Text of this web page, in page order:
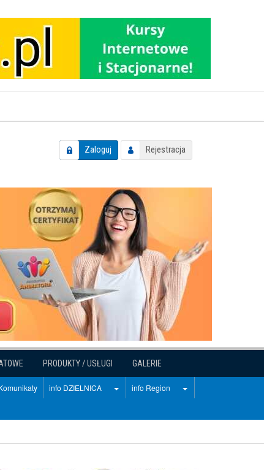
Zaloguj Rejestracja
PRODUKTY / USŁUGI GALERIE
info DZIELNICA info Region